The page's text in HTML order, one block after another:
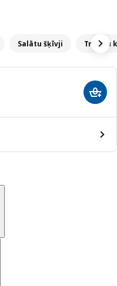
Salātu šķīvji Trauku